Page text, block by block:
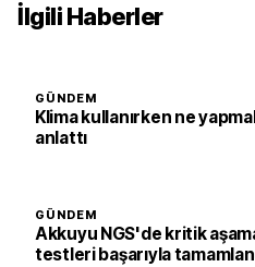
İlgili Haberler
GÜNDEM
Klima kullanırken ne
anlattı
GÜNDEM
Akkuyu NGS'de kritik
testleri başarıyla